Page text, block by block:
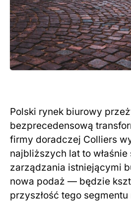
Polski rynek biurowy
bezprecedensową
firmy doradczej Colliers
najbliższych lat to właśnie
zarządzania istniejącymi
nowa podaż — będzie
przyszłość tego